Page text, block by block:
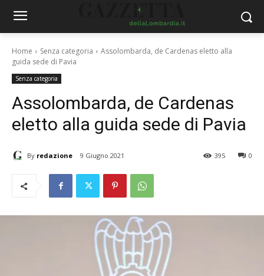
Home Senza categoria
Assolombarda, de Cardenas eletto alla
guida sede di Pavia
Senza categoria
Assolombarda, de Cardenas
eletto alla guida sede di Pavia
By redazione 9 Giugno 2021 0
395